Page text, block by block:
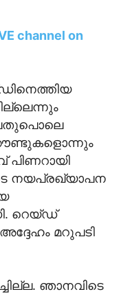
channel on
പിണറായി
നയപ്രഖ്യാപന
റെയ്ഡ്
മറുപടി
ഞാനവിടെ